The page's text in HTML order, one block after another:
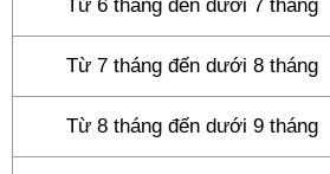
Từ 6 tháng đến dưới 7 tháng
Từ 7 tháng đến dưới 8 tháng
Từ 8 tháng đến dưới 9 tháng